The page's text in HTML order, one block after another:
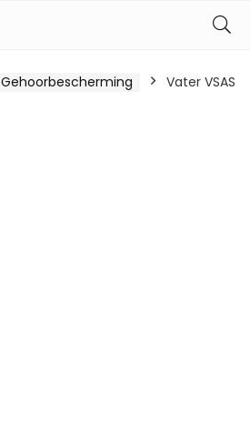
Gehoorbescherming
Vater VSAS